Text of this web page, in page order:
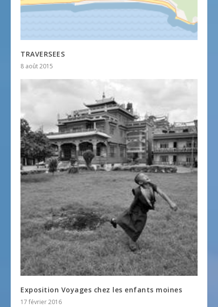
TRAVERSEES
8 août 2015
Exposition Voyages chez les enfants moines
17 février 2016